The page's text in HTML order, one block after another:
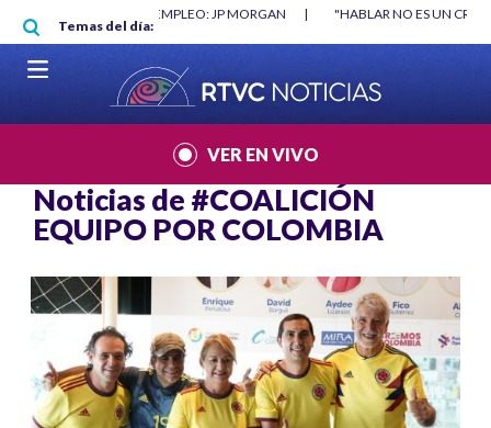
Pasar al contenido principal
Temas del día:
MÍNIMO NO DESTRUYÓ EMPLEO: JP MORGAN |
"HABLAR NO ES UN
MUNDIAL 2026
|
VER EN VIVO
Noticias de #COALICIÓN
EQUIPO POR COLOMBIA